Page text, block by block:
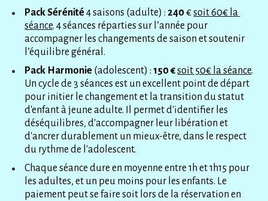
Pack Sérénité 4 saisons (adulte) : 240 € soit 60€ la
séance. 4 séances réparties sur l’année pour
accompagner les changements de saison et soutenir
l’équilibre général.
Pack Harmonie (adolescent) : 150 €soit 50€ la séance.
Un cycle de 3 séances est un excellent point de départ
pour initier le changement et la transition du statut
d'enfant à jeune adulte. Il permet d'identifier les
déséquilibres, d'accompagner leur libération et
d'ancrer durablement un mieux-être, dans le respect
du rythme de l'adolescent.
Chaque séance dure en moyenne entre 1h et 1h15 pour
les adultes, et un peu moins pour les enfants. Le
paiement peut se faire soit lors de la réservation en